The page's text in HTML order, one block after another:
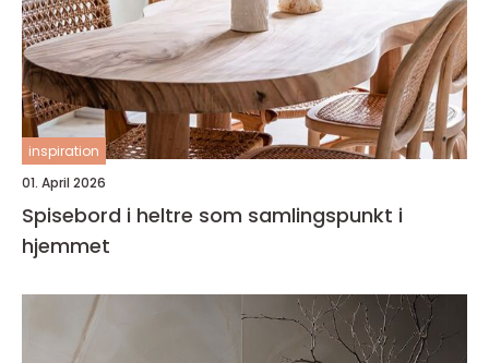
inspiration
01. April 2026
Spisebord i heltre som samlingspunkt i
hjemmet